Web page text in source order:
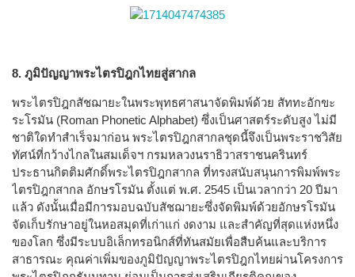
8. ภูมิปัญญาพระไตรปิฎกไทยสู่สากล
พระไตรปิฎกสัชฌายะในพระพุทธศาสนาจัดพิมพ์ด้วย สัททะอักขะ
ระโรมัน (Roman Phonetic Alphabet) ซึ่งเป็นศาสตร์ระดับสูง ไม่มี
ชาติใดทำสำเร็จมาก่อน พระไตรปิฎกสากลชุดนี้จึงเป็นพระราชวิสัย
ทัศน์ที่กว้างไกลในสมเด็จฯ กรมหลวงนราธิวาสราชนครินทร์
ประธานกิตติมศักดิ์พระไตรปิฎกสากล ที่ทรงสนับสนุนการพิมพ์พระ
ไตรปิฎกสากล อักษรโรมัน ตั้งแต่ พ.ศ. 2545 เป็นเวลากว่า 20 ปีมา
แล้ว ดังนั้นเมื่อมีการมอบฉบับสัชฌายะซึ่งจัดพิมพ์ด้วยอักษรโรมัน
จัดเก็บรักษาอยู่ในหอสมุดที่เก่าแก่ งดงาม และสำคัญที่สุดแห่งหนึ่ง
ของโลก ซึ่งมีระบบอิเล็กทรอนิกส์ที่ทันสมัยเพื่อสืบค้นและบริการ
สาธารณะ คุณค่าเพิ่มของภูมิปัญญาพระไตรปิฎกไทยผ่านโครงการ